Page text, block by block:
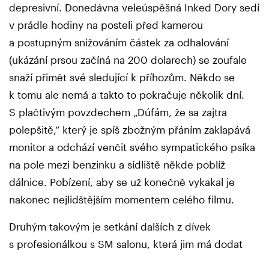
depresivní. Donedávna veleúspěšná Inked Dory sedí
v prádle hodiny na posteli před kamerou
a postupným snižováním částek za odhalování
(ukázání prsou začíná na 200 dolarech) se zoufale
snaží přimět své sledující k příhozům. Někdo se
k tomu ale nemá a takto to pokračuje několik dní.
S plačtivým povzdechem „Dúfám, že sa zajtra
polepšitě,“ který je spíš zbožným přáním zaklapává
monitor a odchází venčit svého sympatického psíka
na pole mezi benzinku a sídliště někde poblíž
dálnice. Pobízení, aby se už konečně vykakal je
nakonec nejlidštějším momentem celého filmu.
Druhým takovým je setkání dalších z dívek
s profesionálkou s SM salonu, která jim má dodat